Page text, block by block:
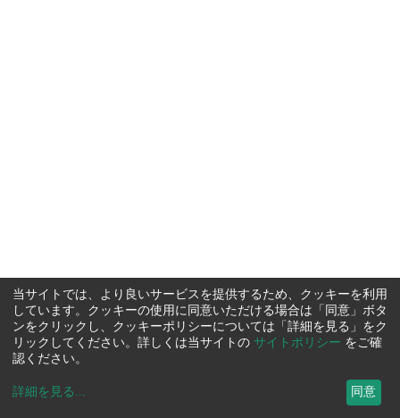
当サイトでは、より良いサービスを提供するため、クッキーを利用
しています。クッキーの使用に同意いただける場合は「同意」ボタ
ンをクリックし、クッキーポリシーについては「詳細を見る」をク
リックしてください。詳しくは当サイトの サイトポリシー をご確
認ください。
詳細を見る ... 同意